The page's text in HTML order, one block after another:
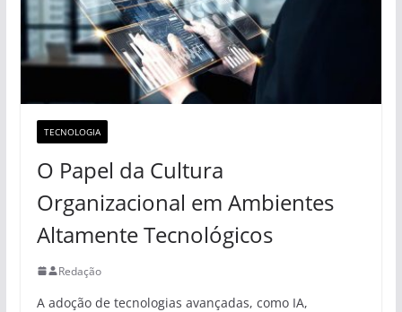
TECNOLOGIA
O Papel da Cultura
Organizacional em Ambientes
Altamente Tecnológicos
Redação
A adoção de tecnologias avançadas, como IA,